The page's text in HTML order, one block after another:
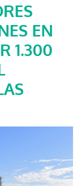
EN
1.300